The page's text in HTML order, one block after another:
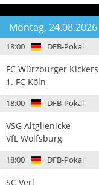
Montag, 24.08.2026
18:00 DFB-Pokal
FC Würzburger Kickers
1. FC Köln
18:00 DFB-Pokal
VSG Altglienicke
VfL Wolfsburg
18:00 DFB-Pokal
SC Verl